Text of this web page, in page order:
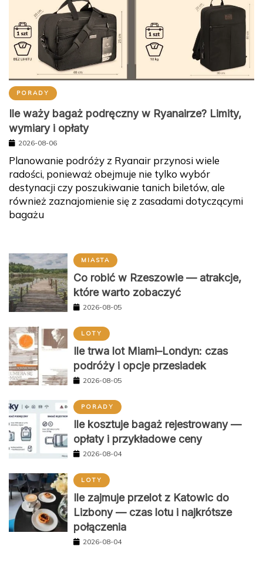
PORADY
Ile waży bagaż podręczny w Ryanairze? Limity,
wymiary i opłaty
2026-08-06
Planowanie podróży z Ryanair przynosi wiele
radości, ponieważ obejmuje nie tylko wybór
destynacji czy poszukiwanie tanich biletów, ale
również zaznajomienie się z zasadami dotyczącymi
bagażu
MIASTA
Co robić w Rzeszowie — atrakcje,
które warto zobaczyć
2026-08-05
LOTY
Ile trwa lot Miami–Londyn: czas
podróży i opcje przesiadek
2026-08-05
PORADY
Ile kosztuje bagaż rejestrowany —
opłaty i przykładowe ceny
2026-08-04
LOTY
Ile zajmuje przelot z Katowic do
Lizbony — czas lotu i najkrótsze
połączenia
2026-08-04